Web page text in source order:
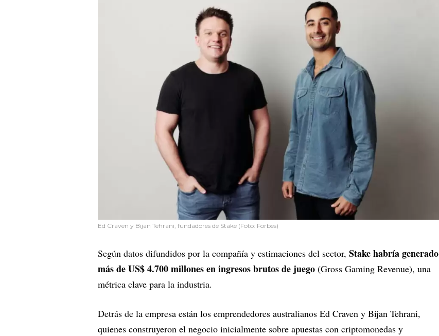
Ed Craven y Bijan Tehrani, fundadores de Stake (Foto: Forbes)
Según datos difundidos por la compañía y estimaciones del sector, Stake habría generado
más de US$ 4.700 millones en ingresos brutos de juego (Gross Gaming Revenue), una
métrica clave para la industria.
Detrás de la empresa están los emprendedores australianos Ed Craven y Bijan Tehrani,
quienes construyeron el negocio inicialmente sobre apuestas con criptomonedas y